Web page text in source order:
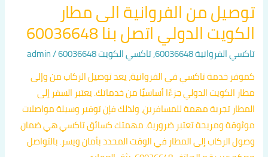
توصيل من الفروانية الى مطار
الكويت الدولي اتصل بنا 60036648
تاكسي الفروانية 60036648 ,تاكسي الكويت 60036648 /
admin
كموفر خدمة تاكسي في الفروانية، يعد توصيل الركاب من وإلى
مطار الكويت الدولي جزءًا أساسيًا من خدماتك. يعتبر السفر إلى
المطار تجربة مهمة للمسافرين، ولذلك فإن توفير وسيلة مواصلات
موثوقة ومريحة تعتبر ضرورية. مهمتك كسائق تاكسي هي ضمان
وصول الركاب إلى المطار في الوقت المحدد بأمان ويسر. بالتواصل